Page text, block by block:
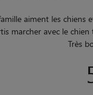
douce et patiente